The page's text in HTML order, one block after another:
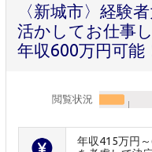
〈新城市〉経験
活かしてお仕事
年収600万円可能
閲覧状況
年収415万円